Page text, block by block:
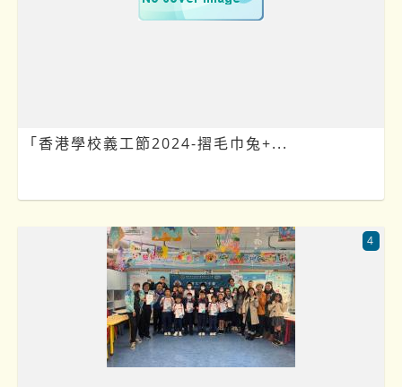
「香港學校義工節2024-摺毛巾兔+...
4